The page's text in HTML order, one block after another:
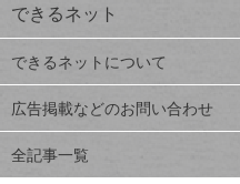
close
閉じ
る
連載
Excel Q&A
トイアンナ流仕
事術
PowerAutomate
できるネット
できるネットについて
広告掲載などのお問い合わせ
全記事一覧